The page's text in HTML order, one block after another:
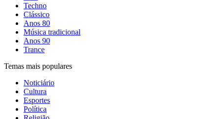
Techno
Clássico
Anos 80
Música tradicional
Anos 90
Trance
Temas mais populares
Noticiário
Cultura
Esportes
Política